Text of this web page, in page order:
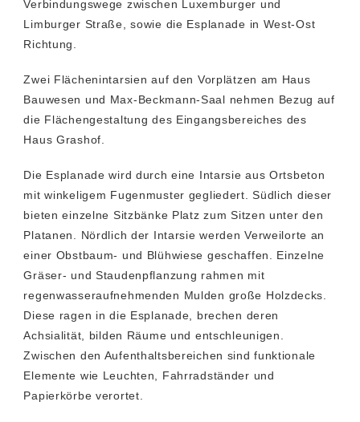
Verbindungswege zwischen Luxemburger und
Limburger Straße, sowie die Esplanade in West-Ost
Richtung.
Zwei Flächenintarsien auf den Vorplätzen am Haus
Bauwesen und Max-Beckmann-Saal nehmen Bezug auf
die Flächengestaltung des Eingangsbereiches des
Haus Grashof.
Die Esplanade wird durch eine Intarsie aus Ortsbeton
mit winkeligem Fugenmuster gegliedert. Südlich dieser
bieten einzelne Sitzbänke Platz zum Sitzen unter den
Platanen. Nördlich der Intarsie werden Verweilorte an
einer Obstbaum- und Blühwiese geschaffen. Einzelne
Gräser- und Staudenpflanzung rahmen mit
regenwasseraufnehmenden Mulden große Holzdecks.
Diese ragen in die Esplanade, brechen deren
Achsialität, bilden Räume und entschleunigen.
Zwischen den Aufenthaltsbereichen sind funktionale
Elemente wie Leuchten, Fahrradständer und
Papierkörbe verortet.